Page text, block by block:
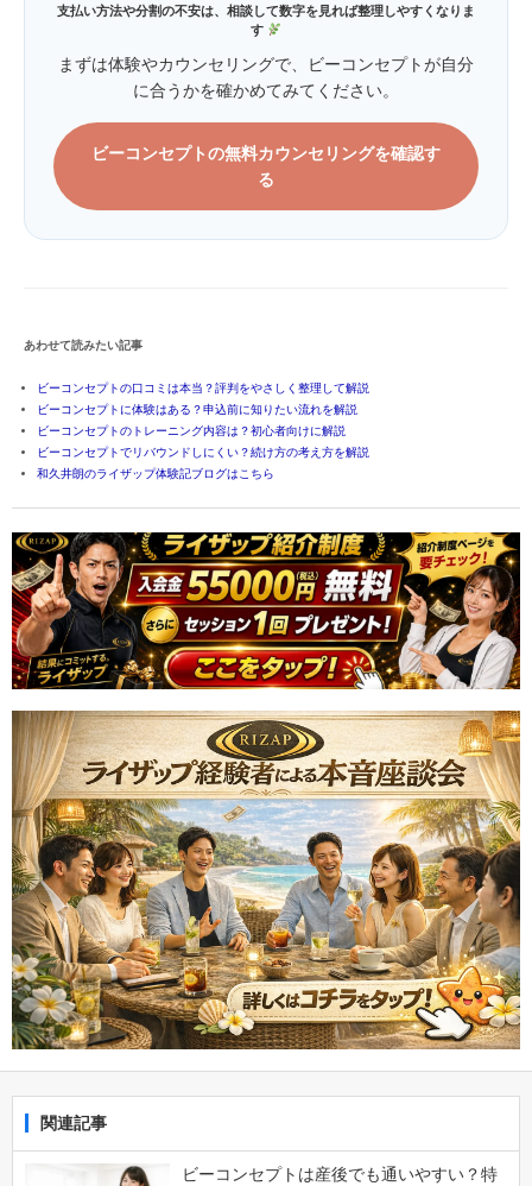
支払い方法や分割の不安は、相談して数字を見れば整理しやすくなりま
す
まずは体験やカウンセリングで、ビーコンセプトが自分
に合うかを確かめてみてください。
ビーコンセプトの無料カウンセリングを確認す
る
あわせて読みたい記事
ビーコンセプトの口コミは本当？評判をやさしく整理して解説
ビーコンセプトに体験はある？申込前に知りたい流れを解説
ビーコンセプトのトレーニング内容は？初心者向けに解説
ビーコンセプトでリバウンドしにくい？続け方の考え方を解説
和久井朗のライザップ体験記ブログはこちら
関連記事
ビーコンセプトは産後でも通いやすい？特